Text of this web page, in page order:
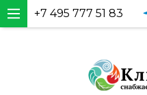
+7 495 777 51 83